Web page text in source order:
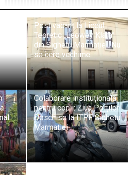
Post vacant la Liceul
Teoretic „Leowey Klara”
din Sighetu Marmației. Nu
se cere vechime
Colaborare instituțională
pentru copii: Ziua Porților
Deschise la ITPF Sighetu
Marmației